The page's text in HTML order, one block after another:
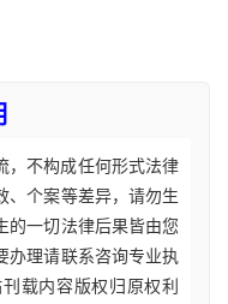
，不构成任何形式法律
、个案等差异，请勿生
的一切法律后果皆由您
办理请联系咨询专业执
载内容版权归原权利